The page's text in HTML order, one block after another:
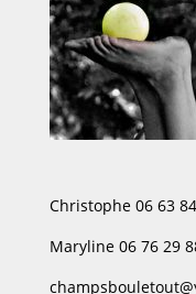
Christophe 06 63
Maryline 06 76 29